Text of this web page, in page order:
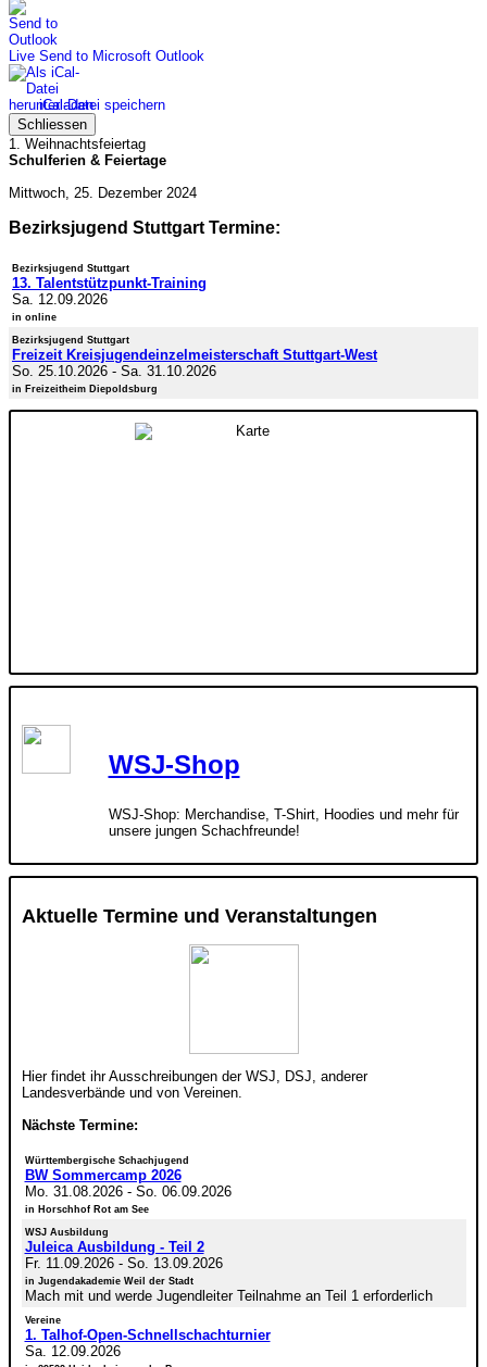
Send to Microsoft Outlook
iCal-Datei speichern
Schliessen
1. Weihnachtsfeiertag
Schulferien & Feiertage
Mittwoch, 25. Dezember 2024
Bezirksjugend Stuttgart Termine:
Bezirksjugend Stuttgart
13. Talentstützpunkt-Training
Sa. 12.09.2026
in online
Bezirksjugend Stuttgart
Freizeit Kreisjugendeinzelmeisterschaft Stuttgart-West
So. 25.10.2026 - Sa. 31.10.2026
in Freizeitheim Diepoldsburg
WSJ-Shop
WSJ-Shop: Merchandise, T-Shirt, Hoodies und mehr für
unsere jungen Schachfreunde!
Aktuelle Termine und Veranstaltungen
Hier findet ihr Ausschreibungen der WSJ, DSJ, anderer
Landesverbände und von Vereinen.
Nächste Termine:
Württembergische Schachjugend
BW Sommercamp 2026
Mo. 31.08.2026- So. 06.09.2026
in Horschhof Rot am See
WSJ Ausbildung
Juleica Ausbildung - Teil 2
Fr. 11.09.2026- So. 13.09.2026
in Jugendakademie Weil der Stadt
Mach mit und werde Jugendleiter Teilnahme an Teil 1 erforderlich
Vereine
1. Talhof-Open-Schnellschachturnier
Sa. 12.09.2026